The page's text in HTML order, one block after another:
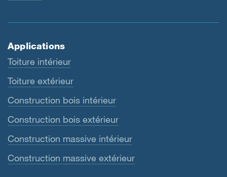
Applications
Toiture intérieur
Toiture extérieur
Construction bois intérieur
Construction bois extérieur
Construction massive intérieur
Construction massive extérieur